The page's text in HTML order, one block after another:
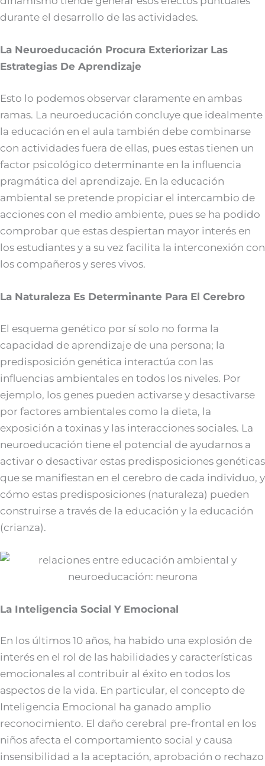
durante el desarrollo de las actividades.
La Neuroeducación Procura Exteriorizar Las
Estrategias De Aprendizaje
Esto lo podemos observar claramente en ambas
ramas. La neuroeducación concluye que idealmente
la educación en el aula también debe combinarse
con actividades fuera de ellas, pues estas tienen un
factor psicológico determinante en la influencia
pragmática del aprendizaje. En la educación
ambiental se pretende propiciar el intercambio de
acciones con el medio ambiente, pues se ha podido
comprobar que estas despiertan mayor interés en
los estudiantes y a su vez facilita la interconexión con
los compañeros y seres vivos.
La Naturaleza Es Determinante Para El Cerebro
El esquema genético por sí solo no forma la
capacidad de aprendizaje de una persona; la
predisposición genética interactúa con las
influencias ambientales en todos los niveles. Por
ejemplo, los genes pueden activarse y desactivarse
por factores ambientales como la dieta, la
exposición a toxinas y las interacciones sociales. La
neuroeducación tiene el potencial de ayudarnos a
activar o desactivar estas predisposiciones genéticas
que se manifiestan en el cerebro de cada individuo, y
cómo estas predisposiciones (naturaleza) pueden
construirse a través de la educación y la educación
(crianza).
La Inteligencia Social Y Emocional
En los últimos 10 años, ha habido una explosión de
interés en el rol de las habilidades y características
emocionales al contribuir al éxito en todos los
aspectos de la vida. En particular, el concepto de
Inteligencia Emocional ha ganado amplio
reconocimiento. El daño cerebral pre-frontal en los
niños afecta el comportamiento social y causa
insensibilidad a la aceptación, aprobación o rechazo